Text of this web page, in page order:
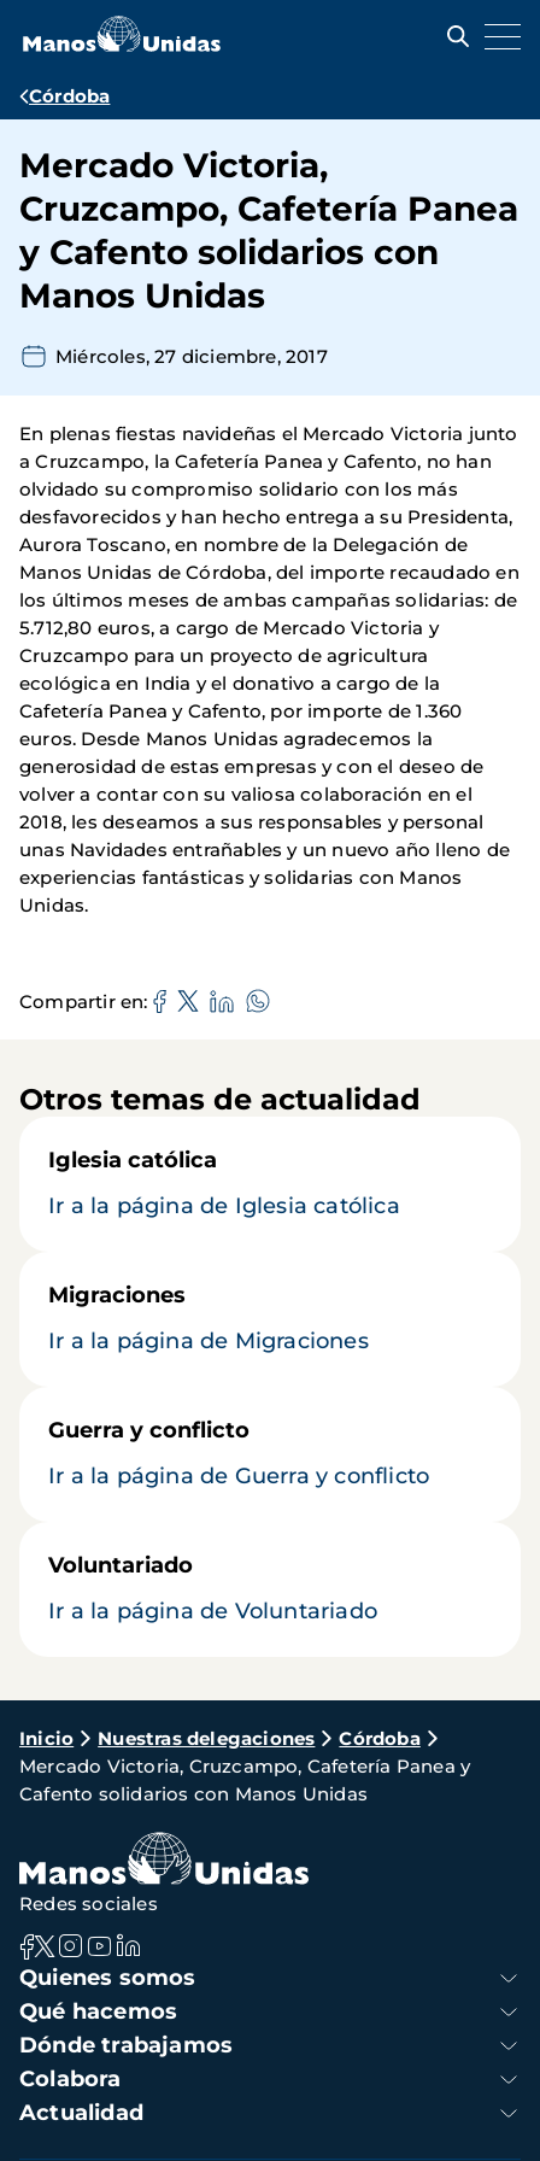
contenido
Ruta
navegación
Córdoba
Mercado Victoria,
Cruzcampo, Cafetería Panea
y Cafento solidarios con
Manos Unidas
Miércoles, 27 diciembre, 2017
En plenas fiestas navideñas el Mercado Victoria junto
a Cruzcampo, la Cafetería Panea y Cafento, no han
olvidado su compromiso solidario con los más
desfavorecidos y han hecho entrega a su Presidenta,
Aurora Toscano, en nombre de la Delegación de
Manos Unidas de Córdoba, del importe recaudado en
los últimos meses de ambas campañas solidarias: de
5.712,80 euros, a cargo de Mercado Victoria y
Cruzcampo para un proyecto de agricultura
ecológica en India y el donativo a cargo de la
Cafetería Panea y Cafento, por importe de 1.360
euros. Desde Manos Unidas agradecemos la
generosidad de estas empresas y con el deseo de
volver a contar con su valiosa colaboración en el
2018, les deseamos a sus responsables y personal
unas Navidades entrañables y un nuevo año lleno de
experiencias fantásticas y solidarias con Manos
Unidas.
Compartir en
Otros temas de actualidad
Iglesia católica
Ir a la página de Iglesia católica
Migraciones
Ir a la página de Migraciones
Guerra y conflicto
Ir a la página de Guerra y conflicto
Voluntariado
Ir a la página de Voluntariado
Ruta
de
navegación
Inicio Nuestras delegaciones
Córdoba
Mercado Victoria, Cruzcampo, Cafetería Panea y
Cafento solidarios con Manos Unidas
Navegación
principal
Quienes somos
Qué hacemos
Dónde trabajamos
Colabora
Actualidad
Redes sociales